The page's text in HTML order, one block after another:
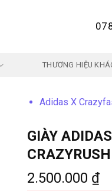
THƯƠNG HIỆU
Adidas X
GIÀY
2.500.000 ₫